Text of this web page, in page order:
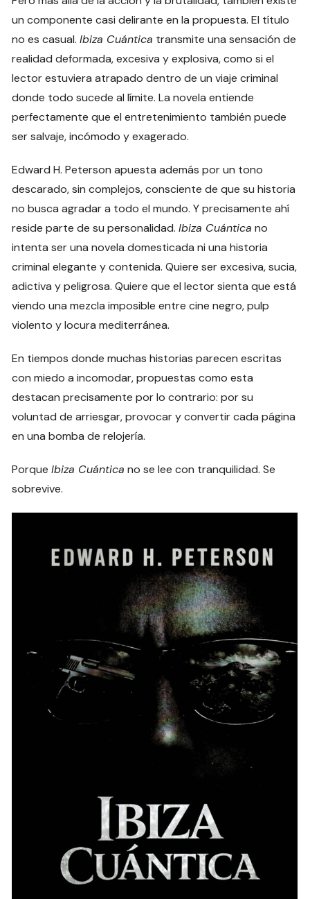
un componente casi delirante en la propuesta. El título
no es casual.Ibiza Cuántica transmite una sensación de
realidad deformada, excesiva y explosiva, como si el
lector estuviera atrapado dentro de un viaje criminal
donde todo sucede al límite. La novela entiende
perfectamente que el entretenimiento también puede
ser salvaje, incómodo y exagerado.
Edward H. Peterson apuesta además por un tono
descarado, sin complejos, consciente de que su historia
no busca agradar a todo el mundo. Y precisamente ahí
reside parte de su personalidad.Ibiza Cuántica no
intenta ser una novela domesticada ni una historia
criminal elegante y contenida. Quiere ser excesiva, sucia,
adictiva y peligrosa. Quiere que el lector sienta que está
viendo una mezcla imposible entre cine negro, pulp
violento y locura mediterránea.
En tiempos donde muchas historias parecen escritas
con miedo a incomodar, propuestas como esta
destacan precisamente por lo contrario: por su
voluntad de arriesgar, provocar y convertir cada página
en una bomba de relojería.
PorqueIbiza Cuántica no se lee con tranquilidad. Se
sobrevive.